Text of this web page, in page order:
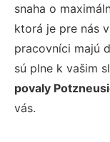
snaha o
ktorá je pre nás
pracovníci majú
sú plne k vašim
povaly
vás.